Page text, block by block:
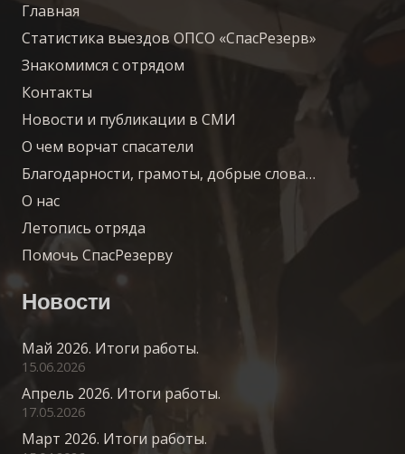
Главная
Статистика выездов ОПСО «СпасРезерв»
Знакомимся с отрядом
Контакты
Новости и публикации в СМИ
О чем ворчат спасатели
Благодарности, грамоты, добрые слова…
О нас
Летопись отряда
Помочь СпасРезерву
Новости
Май 2026. Итоги работы.
15.06.2026
Апрель 2026. Итоги работы.
17.05.2026
Март 2026. Итоги работы.